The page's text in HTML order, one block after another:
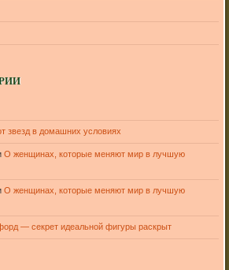
звезд в домашних условиях
О женщинах, которые меняют мир в лучшую
О женщинах, которые меняют мир в лучшую
— секрет идеальной фигуры раскрыт